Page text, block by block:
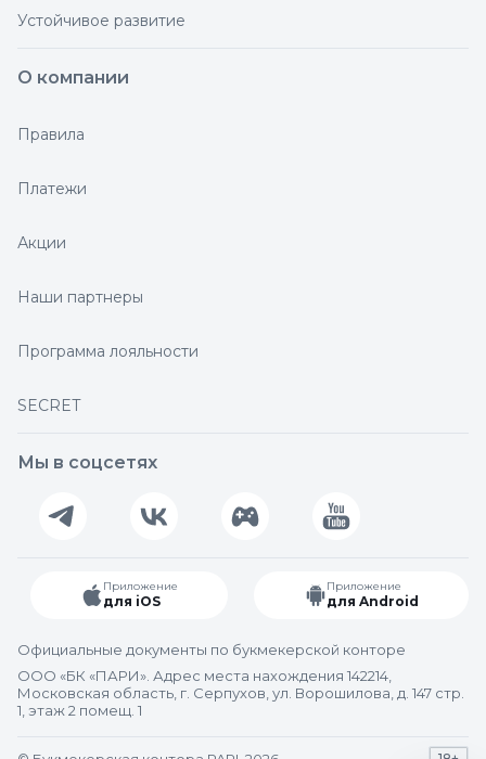
Устойчивое развитие
О компании
Правила
Платежи
Акции
Наши партнеры
Программа лояльности
SECRET
Мы в соцсетях
Приложение
для iOS
Приложение
для Android
Официальные документы по букмекерской конторе
ООО «БК «ПАРИ». Адрес места нахождения 142214,
Московская область, г. Серпухов, ул. Ворошилова, д. 147 стр.
1, этаж 2 помещ. 1